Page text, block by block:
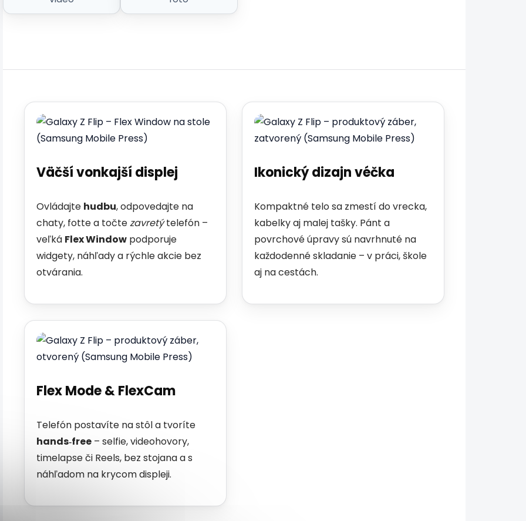
Väčší vonkajší displej
Ovládajte hudbu, odpovedajte na
chaty, fotte a točtezavretýtelefón –
veľká Flex Window podporuje
widgety, náhľady a rýchle akcie bez
otvárania.
Ikonický dizajn véčka
Kompaktné telo sa zmestí do vrecka,
kabelky aj malej tašky. Pánt a
povrchové úpravy sú navrhnuté na
každodenné skladanie – v práci, škole
aj na cestách.
Flex Mode & FlexCam
Telefón postavíte na stôl a tvoríte
hands‑free – selfie, videohovory,
timelapse či Reels, bez stojana a s
náhľadom na krycom displeji.